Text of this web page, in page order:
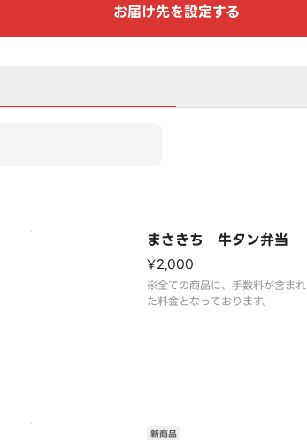
お届け先を設定する
まさきち 牛タン弁当
¥2,000
※全ての商品に、手数料が含まれ
た料金となっております。
新商品